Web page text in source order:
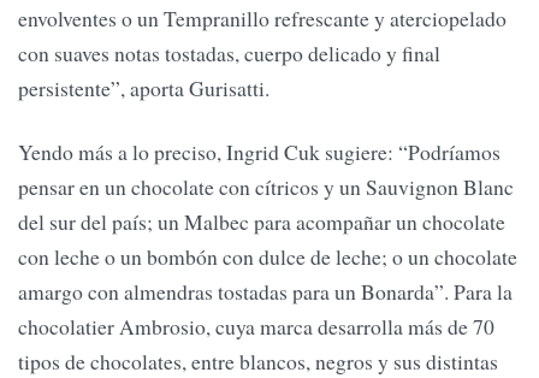
envolventes o un Tempranillo refrescante y aterciopelado
con suaves notas tostadas, cuerpo delicado y final
persistente”, aporta Gurisatti.
Yendo más a lo preciso, Ingrid Cuk sugiere: “Podríamos
pensar en un chocolate con cítricos y un Sauvignon Blanc
del sur del país; un Malbec para acompañar un chocolate
con leche o un bombón con dulce de leche; o un chocolate
amargo con almendras tostadas para un Bonarda”. Para la
chocolatier Ambrosio, cuya marca desarrolla más de 70
tipos de chocolates, entre blancos, negros y sus distintas